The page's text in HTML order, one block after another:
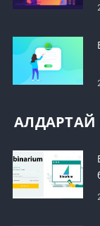
АЛДАРТАЙ